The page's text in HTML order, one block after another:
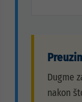
Dugme
nakon